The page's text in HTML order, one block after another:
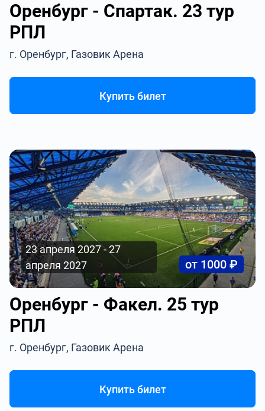
Оренбург - Спартак. 23 тур
РПЛ
г. Оренбург, Газовик Арена
Купить билет
23 апреля 2027 - 27
апреля 2027
от 1000 ₽
Оренбург - Факел. 25 тур
РПЛ
г. Оренбург, Газовик Арена
Купить билет